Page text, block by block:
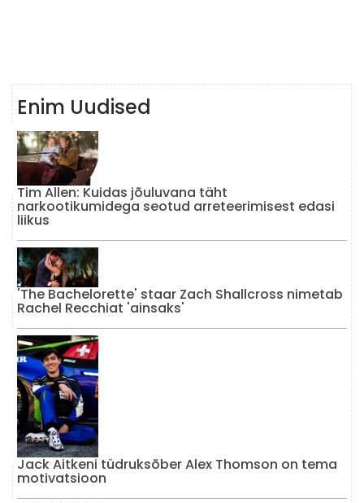
Enim Uudised
Tim Allen: Kuidas jõuluvana täht
narkootikumidega seotud arreteerimisest edasi
liikus
'The Bachelorette' staar Zach Shallcross nimetab
Rachel Recchiat 'ainsaks'
Jack Aitkeni tüdruksõber Alex Thomson on tema
motivatsioon